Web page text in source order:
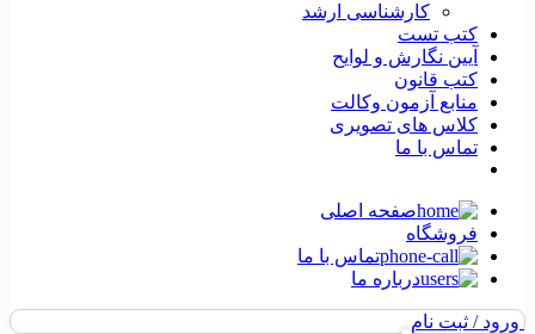
کارشناسی ارشد
کتب تست
آیین نگارش و لوایح
کتب قانون
منابع آزمون وکالت
کلاس های تصویری
تماس با ما
صفحه اصلی
فروشگاه
تماس با ما
درباره ما
ورود / ثبت نام